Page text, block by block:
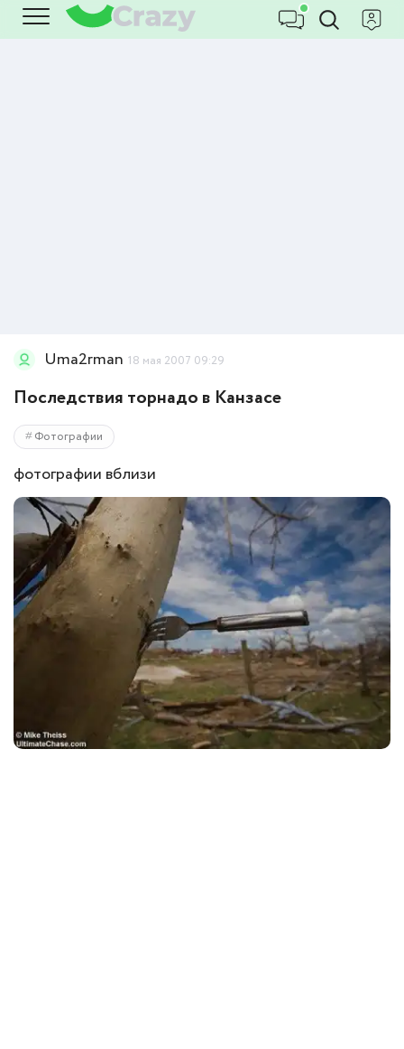
Uma2rman 18 мая 2007 09:29
Последствия торнадо в Канзасе
Фотографии
фотографии вблизи